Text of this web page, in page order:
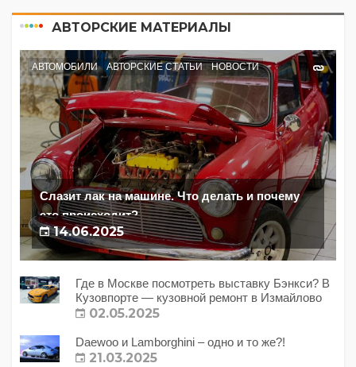
АВТОРСКИЕ МАТЕРИАЛЫ
АВТОМОБИЛИ АВТОРСКИЕ СТАТЬИ НОВОСТИ
Слазит лак на машине. Что делать и почему
это происходит?
14.06.2025
Где в Москве посмотреть выставку Бэнкси? В
Кузовпорте — кузовной ремонт в Измайлово
02.05.2025
Daewoo и Lamborghini – одно и то же?!
21.03.2025